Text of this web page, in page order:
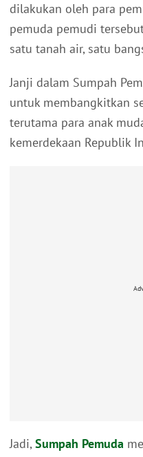
dilakukan oleh para
pemuda pemudi
satu tanah air, satu
Janji dalam Sumpah
untuk membangkitkan
terutama para anak
kemerdekaan Republik
Jadi, Sumpah Pemuda